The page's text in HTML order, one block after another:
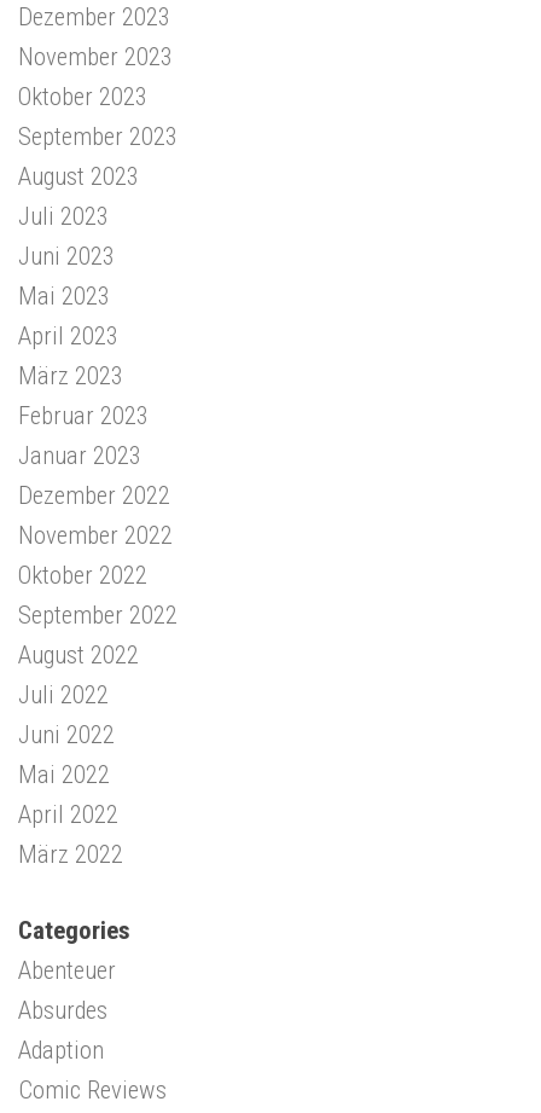
Dezember 2023
November 2023
Oktober 2023
September 2023
August 2023
Juli 2023
Juni 2023
Mai 2023
April 2023
März 2023
Februar 2023
Januar 2023
Dezember 2022
November 2022
Oktober 2022
September 2022
August 2022
Juli 2022
Juni 2022
Mai 2022
April 2022
März 2022
Categories
Abenteuer
Absurdes
Adaption
Comic Reviews